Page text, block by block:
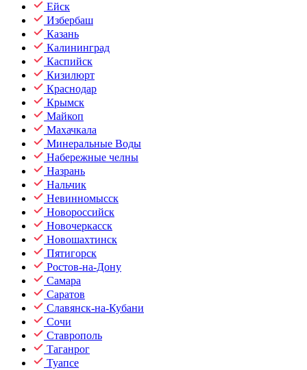
Ейск
Избербаш
Казань
Калининград
Каспийск
Кизилюрт
Краснодар
Крымск
Майкоп
Махачкала
Минеральные Воды
Набережные челны
Назрань
Нальчик
Невинномысск
Новороссийск
Новочеркасск
Новошахтинск
Пятигорск
Ростов-на-Дону
Самара
Саратов
Славянск-на-Кубани
Сочи
Ставрополь
Таганрог
Туапсе